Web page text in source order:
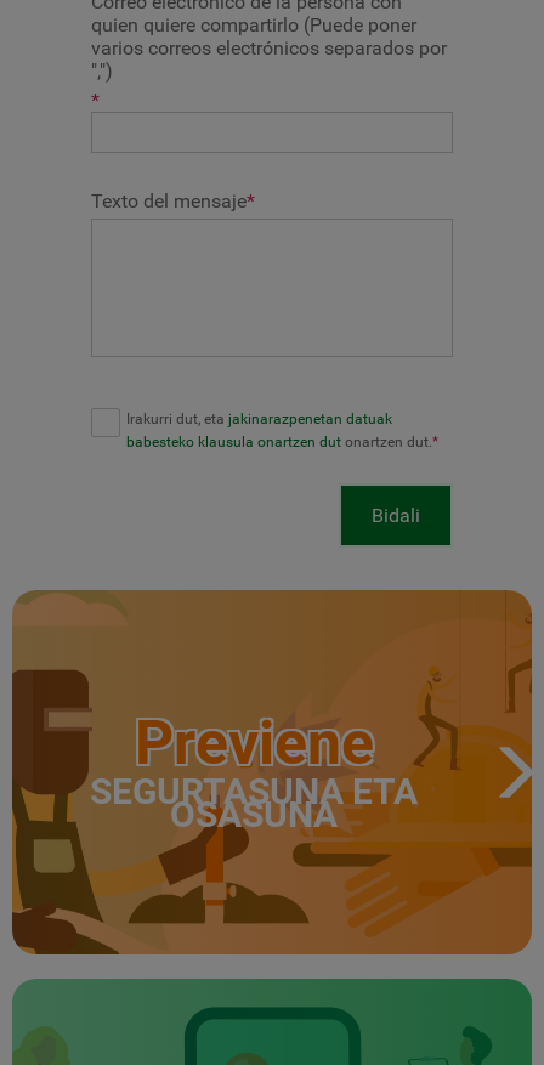
quien quiere compartirlo (Puede poner
varios correos electrónicos separados por
",")
*
Texto del mensaje*
Irakurri dut, eta jakinarazpenetan datuak
babesteko klausula onartzen dut onartzen dut.*
Bidali
Previene
SEGURTASUNA ETA
OSASUNA